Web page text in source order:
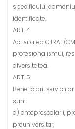
specificului
identificate.
ART. 4
Activitatea CJRAE/
profesionalismul,
diversitatea.
ART. 5
Beneficiarii serviciilor
sunt:
a) antepreşcolarii,
preuniversitar;